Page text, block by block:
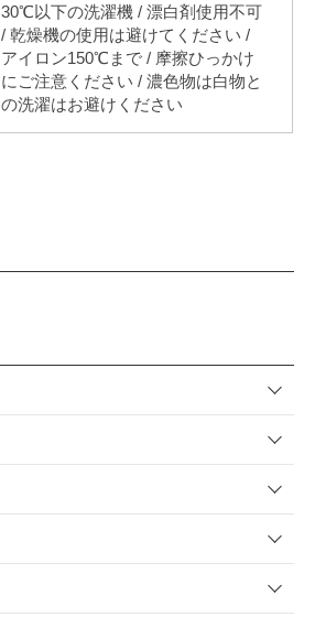
30℃以下の洗濯機 / 漂白剤使用不可
/ 乾燥機の使用は避けてください /
アイロン150℃まで / 摩擦ひっかけ
にご注意ください / 濃色物は白物と
の洗濯はお避けください